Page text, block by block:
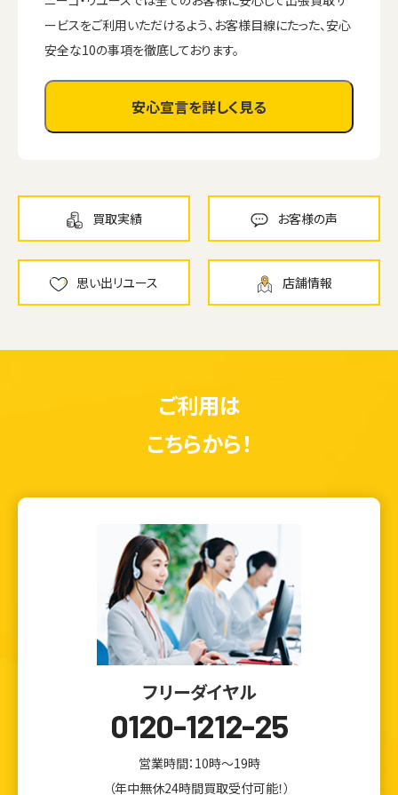
ウェブから1分
かんたん査定見積
フリーダイヤル
0120-1212-25
ービスをご利用いただけるよう、お客様目線にたった、安心
安全な10の事項を徹底しております。
安心宣言を詳しく見る
買取実績 お客様の声
思い出リユース 店舗情報
ご利用は
こちらから！
フリーダイヤル
0120-1212-25
営業時間：10時～19時
（年中無休24時間買取受付可能！）